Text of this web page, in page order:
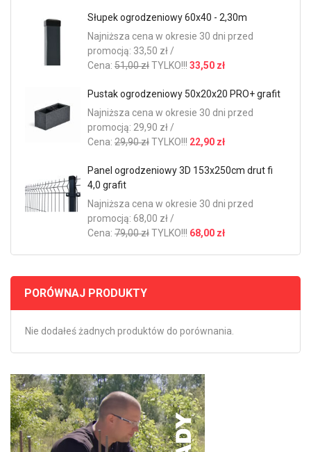
Słupek ogrodzeniowy 60x40 - 2,30m
Najniższa cena w okresie 30 dni przed
promocją: 33,50 zł /
Cena: 51,00 złTYLKO!!! 33,50 zł
Pustak ogrodzeniowy 50x20x20 PRO+ grafit
Najniższa cena w okresie 30 dni przed
promocją: 29,90 zł /
Cena: 29,90 złTYLKO!!! 22,90 zł
Panel ogrodzeniowy 3D 153x250cm drut fi
4,0 grafit
Najniższa cena w okresie 30 dni przed
promocją: 68,00 zł /
Cena: 79,00 złTYLKO!!! 68,00 zł
PORÓWNAJ PRODUKTY
Nie dodałeś żadnych produktów do porównania.